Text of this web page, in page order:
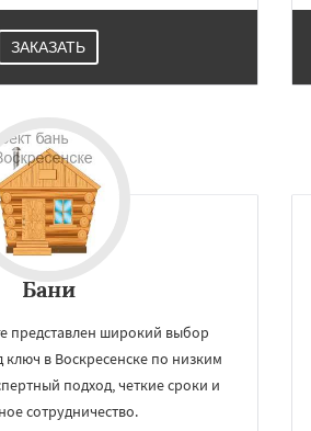
ЗАКАЗАТЬ
Бани
представлен широкий выбор
ключ в Воскресенске по низким
подход, четкие сроки и
сотрудничество.
обработку персональных данных